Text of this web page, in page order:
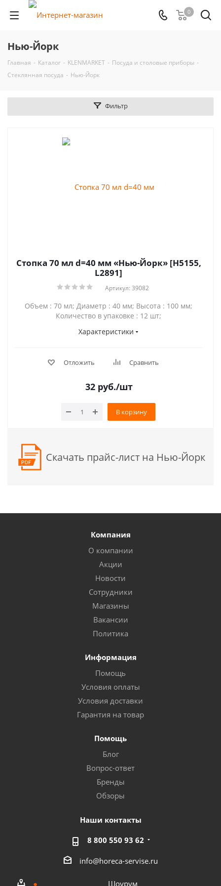
0
Нью-Йорк
Главная - Каталог - KLENMARKET - Посуда и столовые приборы -
Стеклянная посуда - Нью-Йорк
Фильтр
Стопка 70 мл d=40 мм «Нью-Йорк» [H5155,
L2891]
Артикул: 39082
Объем : 70 мл; Диаметр : 40 мм; Высота : 100 мм;
Количество в упаковке : 12 шт;
Характеристики
Отложить Сравнить
32руб./шт
В корзину
Скачать прайс-лист на Нью-Йорк
Компания
О компании
Акции
Новости
Сотрудники
Магазины
Вакансии
Политика
Информация
Помощь
Условия оплаты
Условия доставки
Гарантия на товар
Помощь
Блог
Вопрос-ответ
Бренды
Обзоры
Наши контакты
8 800 550 93 62
info@horeca-servise.ru
Шоурум